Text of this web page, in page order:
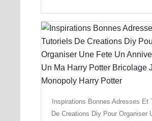
Inspirations Bonnes Adresses Et
De Creations Diy Pour Organiser